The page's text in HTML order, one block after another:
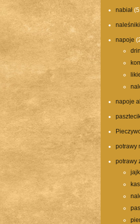
nabiał
napoje
napoje
potrawy
potrawy